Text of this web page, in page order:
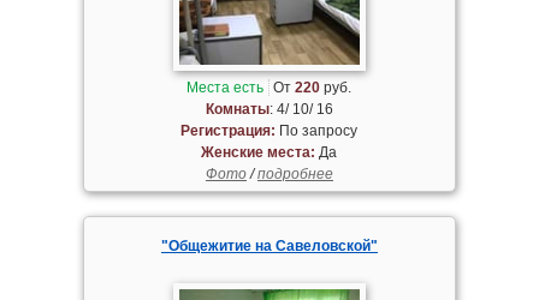
Места есть От220 руб.
Комнаты: 4/ 10/ 16
Регистрация: По запросу
Женские места: Да
Фото/подробнее
"Общежитие на Савеловской"